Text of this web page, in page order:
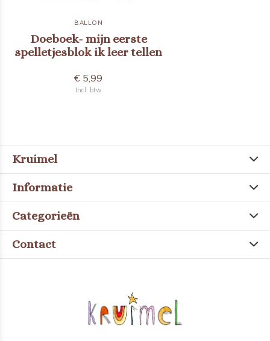
BALLON
Doeboek- mijn eerste
spelletjesblok ik leer tellen
€ 5,99
Incl. btw
Kruimel
Informatie
Categorieën
Contact